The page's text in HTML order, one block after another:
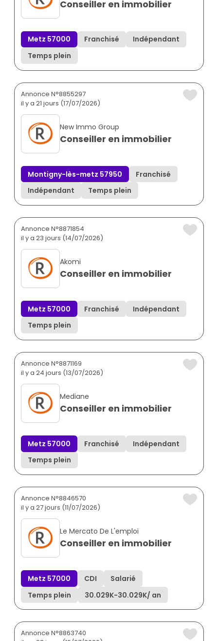
Conseiller en immobilier
Metz 57000 Franchisé
Indépendant
Temps plein
Annonce N°8855297
il y a 21 jours (17/07/2026)
New Immo Group
Conseiller en immobilier
Montigny-lès-metz 57950
Franchisé
Indépendant
Temps plein
Annonce N°8871854
il y a 23 jours (14/07/2026)
Akomi
Conseiller en immobilier
Metz 57000 Franchisé
Indépendant
Temps plein
Annonce N°8871169
il y a 24 jours (13/07/2026)
Mediane
Conseiller en immobilier
Metz 57000 Franchisé
Indépendant
Temps plein
Annonce N°8846570
il y a 27 jours (11/07/2026)
Le Mercato De L'emploi
Conseiller en immobilier
Metz 57000 CDI
Salarié
Temps plein
30.029K-30.029K/ an
Annonce N°8863740